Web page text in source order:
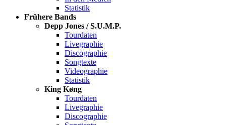
Statistik
Frühere Bands
Depp Jones / S.U.M.P.
Tourdaten
Livegraphie
Discographie
Songtexte
Videographie
Statistik
King Køng
Tourdaten
Livegraphie
Discographie